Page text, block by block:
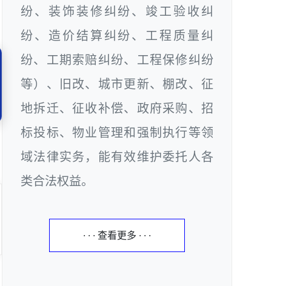
纷、装饰装修纠纷、竣工验收纠
纷、造价结算纠纷、工程质量纠
纷、工期索赔纠纷、工程保修纠纷
等）、旧改、城市更新、棚改、征
地拆迁、征收补偿、政府采购、招
标投标、物业管理和强制执行等领
域法律实务，能有效维护委托人各
类合法权益。
· · · 查看更多 · · ·